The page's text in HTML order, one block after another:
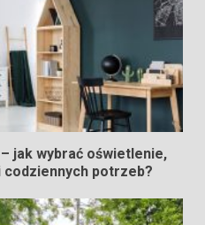
jak wybrać oświetlenie,
potrzeb?